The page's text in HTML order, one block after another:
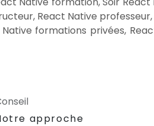
React Native
formations privées,
approche